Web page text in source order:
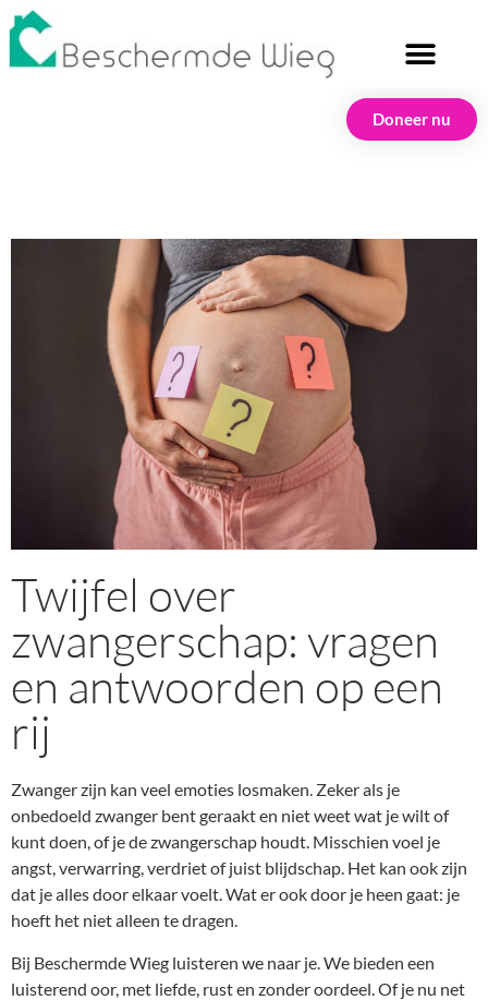
Doneer nu
Twijfel over
zwangerschap: vragen
en antwoorden op een
rij
Zwanger zijn kan veel emoties losmaken. Zeker als je
onbedoeld zwanger bent geraakt en niet weet wat je wilt of
kunt doen, of je de zwangerschap houdt. Misschien voel je
angst, verwarring, verdriet of juist blijdschap. Het kan ook zijn
dat je alles door elkaar voelt. Wat er ook door je heen gaat: je
hoeft het niet alleen te dragen.
Bij Beschermde Wieg luisteren we naar je. We bieden een
luisterend oor, met liefde, rust en zonder oordeel. Of je nu net